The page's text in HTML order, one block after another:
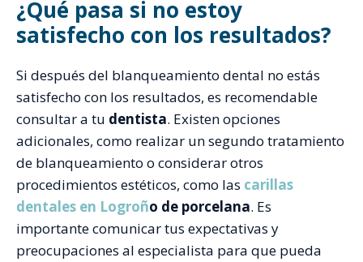
¿Qué pasa si no estoy
satisfecho con los resultados?
Si después del blanqueamiento dental no estás
satisfecho con los resultados, es recomendable
consultar a tu dentista. Existen opciones
adicionales, como realizar un segundo tratamiento
de blanqueamiento o considerar otros
procedimientos estéticos, como las carillas
dentales en Logroño de porcelana. Es
importante comunicar tus expectativas y
preocupaciones al especialista para que pueda